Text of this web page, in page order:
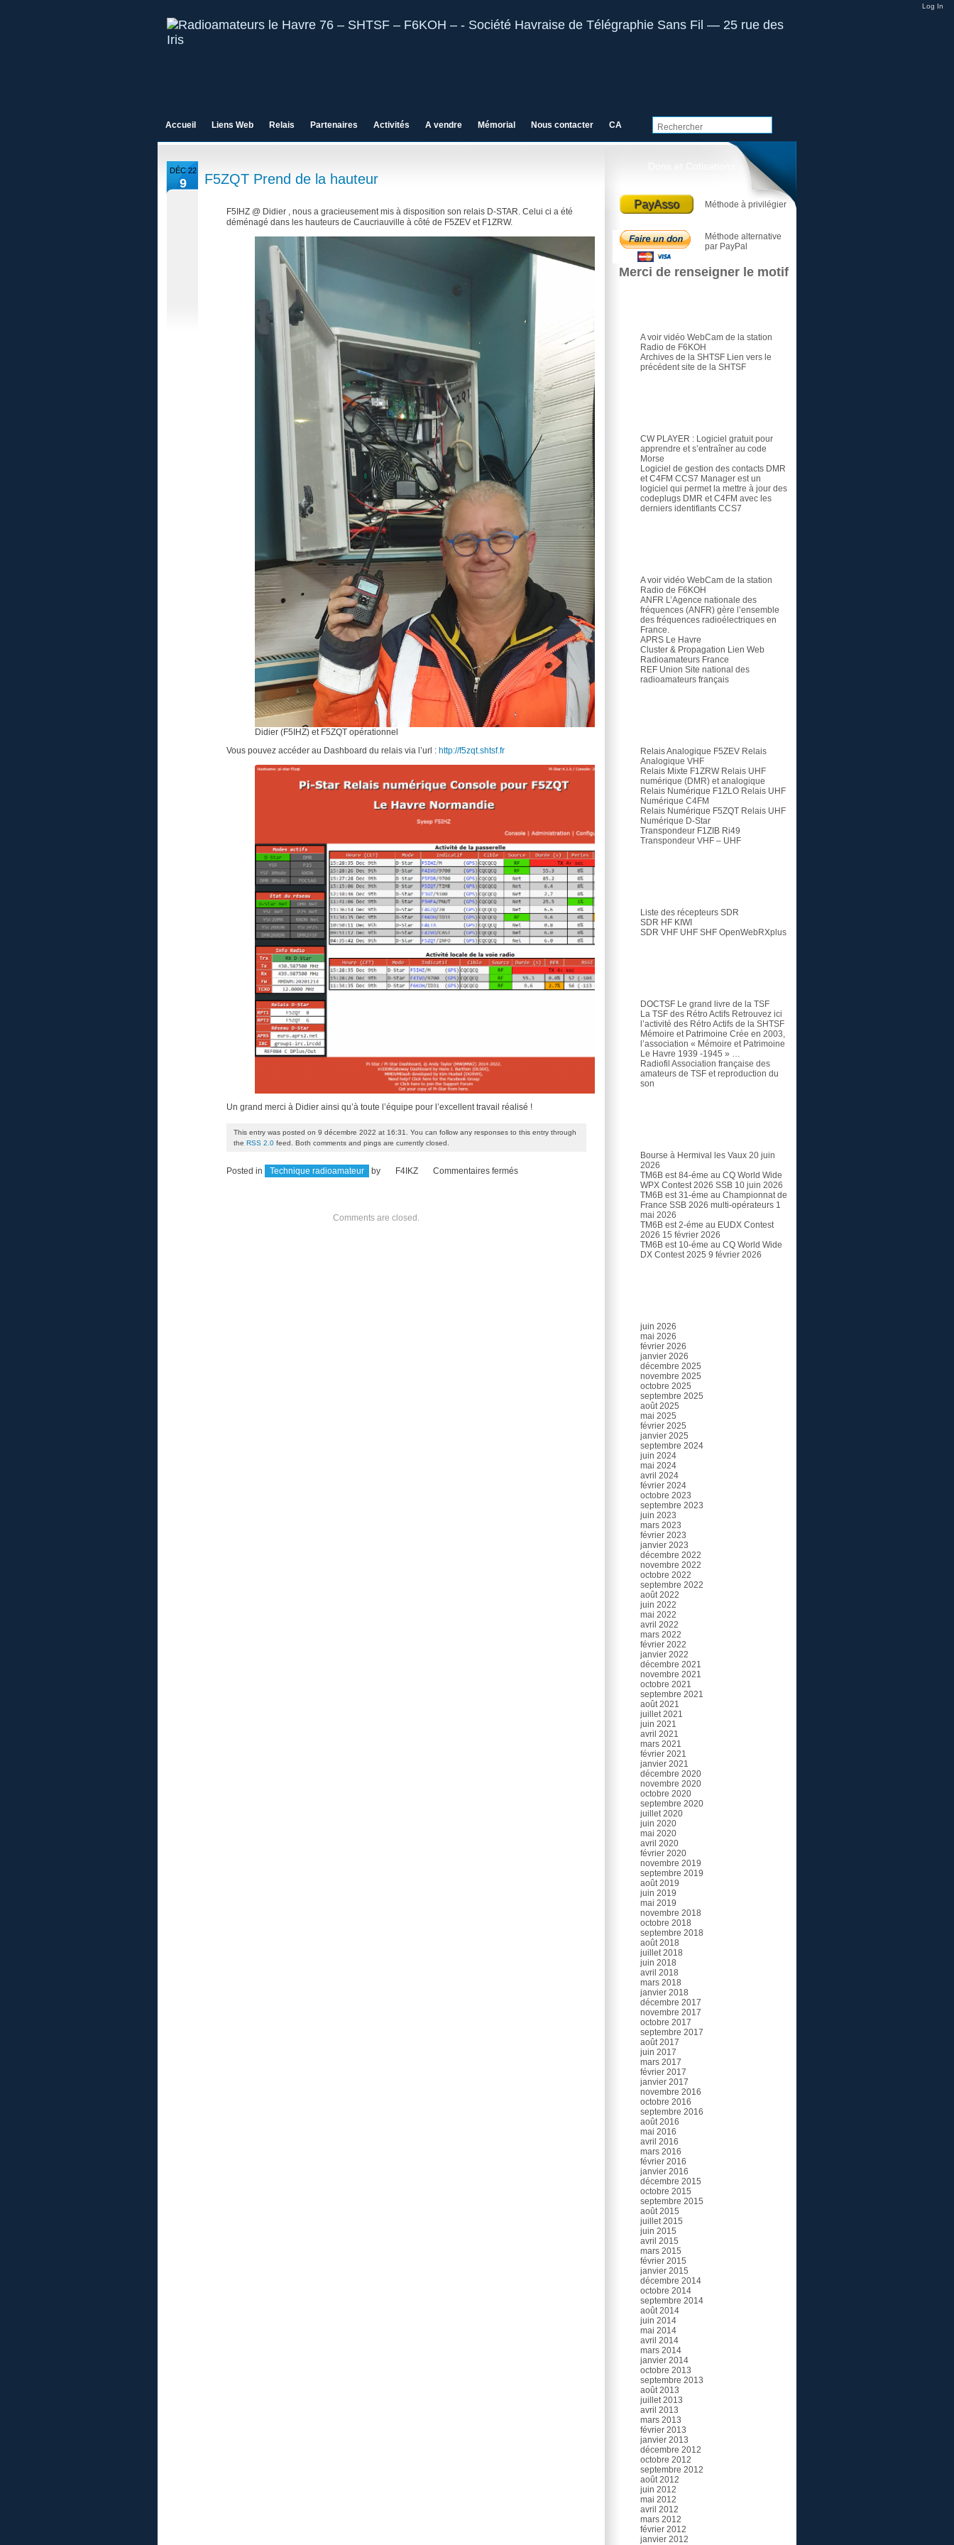
DÉC 22
9 F5ZQT Prend de la hauteur
F5IHZ @ Didier , nous a gracieusement mis à disposition son relais D-STAR. Celui ci a été
déménagé dans les hauteurs de Caucriauville à côté de F5ZEV et F1ZRW.
Didier (F5IHZ) et F5ZQT opérationnel
Vous pouvez accéder au Dashboard du relais via l’url : http://f5zqt.shtsf.fr
Un grand merci à Didier ainsi qu’à toute l’équipe pour l’excellent travail réalisé !
This entry was posted on 9 décembre 2022 at 16:31. You can follow any responses to this entry through
the RSS 2.0 feed. Both comments and pings are currently closed.
Posted in Technique radioamateur by F4IKZ Commentaires ferméssur
Comments are closed.
PayAsso Méthode à privilégier
Méthode alternative
par PayPal
Merci de renseigner le motif
A voir vidéo WebCam de la station
Radio de F6KOH
Archives de la SHTSF Lien vers le
précédent site de la SHTSF
CW PLAYER : Logiciel gratuit pour
apprendre et s’entraîner au code
Morse
Logiciel de gestion des contacts DMR
et C4FM CCS7 Manager est un
logiciel qui permet la mettre à jour des
codeplugs DMR et C4FM avec les
derniers identifiants CCS7
A voir vidéo WebCam de la station
Radio de F6KOH
ANFR L’Agence nationale des
fréquences (ANFR) gère l’ensemble
des fréquences radioélectriques en
France.
APRS Le Havre
Cluster & Propagation Lien Web
Radioamateurs France
REF Union Site national des
radioamateurs français
Relais Analogique F5ZEV Relais
Analogique VHF
Relais Mixte F1ZRWRelais UHF
numérique (DMR) et analogique
Relais Numérique F1ZLO Relais UHF
Numérique C4FM
Relais Numérique F5ZQT Relais UHF
Numérique D-Star
Transpondeur F1ZIB Ri49
Transpondeur VHF – UHF
Liste des récepteurs SDR
SDR HF KIWI
SDR VHF UHF SHF OpenWebRXplus
DOCTSF Le grand livre de la TSF
La TSF des Rétro Actifs Retrouvez ici
l’activité des Rétro Actifs de la SHTSF
Mémoire et Patrimoine Crée en 2003,
l’association « Mémoire et Patrimoine
Le Havre 1939 -1945 » …
Radiofil Association française des
amateurs de TSF et reproduction du
son
Bourse à Hermival les Vaux 20 juin
2026
TM6B est 84-éme au CQ World Wide
WPX Contest 2026 SSB 10 juin 2026
TM6B est 31-éme au Championnat de
France SSB 2026 multi-opérateurs 1
mai 2026
TM6B est 2-éme au EUDX Contest
2026 15 février 2026
TM6B est 10-éme au CQ World Wide
DX Contest 2025 9 février 2026
juin 2026
mai 2026
février 2026
janvier 2026
décembre 2025
novembre 2025
octobre 2025
septembre 2025
août 2025
mai 2025
février 2025
janvier 2025
septembre 2024
juin 2024
mai 2024
avril 2024
février 2024
octobre 2023
septembre 2023
juin 2023
mars 2023
février 2023
janvier 2023
décembre 2022
novembre 2022
octobre 2022
septembre 2022
août 2022
juin 2022
mai 2022
avril 2022
mars 2022
février 2022
janvier 2022
décembre 2021
novembre 2021
octobre 2021
septembre 2021
août 2021
juillet 2021
juin 2021
avril 2021
mars 2021
février 2021
janvier 2021
décembre 2020
novembre 2020
octobre 2020
septembre 2020
juillet 2020
juin 2020
mai 2020
avril 2020
février 2020
novembre 2019
septembre 2019
août 2019
juin 2019
mai 2019
novembre 2018
octobre 2018
septembre 2018
août 2018
juillet 2018
juin 2018
avril 2018
mars 2018
janvier 2018
décembre 2017
novembre 2017
octobre 2017
septembre 2017
août 2017
juin 2017
mars 2017
février 2017
janvier 2017
novembre 2016
octobre 2016
septembre 2016
août 2016
mai 2016
avril 2016
mars 2016
février 2016
janvier 2016
décembre 2015
octobre 2015
septembre 2015
août 2015
juillet 2015
juin 2015
avril 2015
mars 2015
février 2015
janvier 2015
décembre 2014
octobre 2014
septembre 2014
août 2014
juin 2014
mai 2014
avril 2014
mars 2014
janvier 2014
octobre 2013
septembre 2013
août 2013
juillet 2013
avril 2013
mars 2013
février 2013
janvier 2013
décembre 2012
octobre 2012
septembre 2012
août 2012
juin 2012
mai 2012
avril 2012
mars 2012
février 2012
janvier 2012
Accueil Liens Web Relais Partenaires Activités A vendre Mémorial Nous contacter CA
Log In